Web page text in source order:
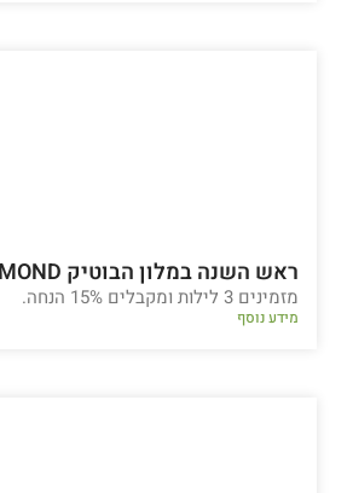
ראש השנה במלון הבוטיק ALMOND
מזמינים 3 לילות ומקבלים 15% הנחה.
מידע נוסף